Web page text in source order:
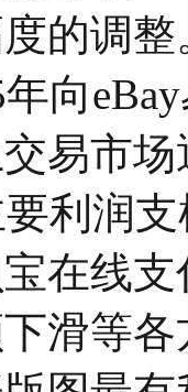
的调整
向
易市
利润
在线
滑等